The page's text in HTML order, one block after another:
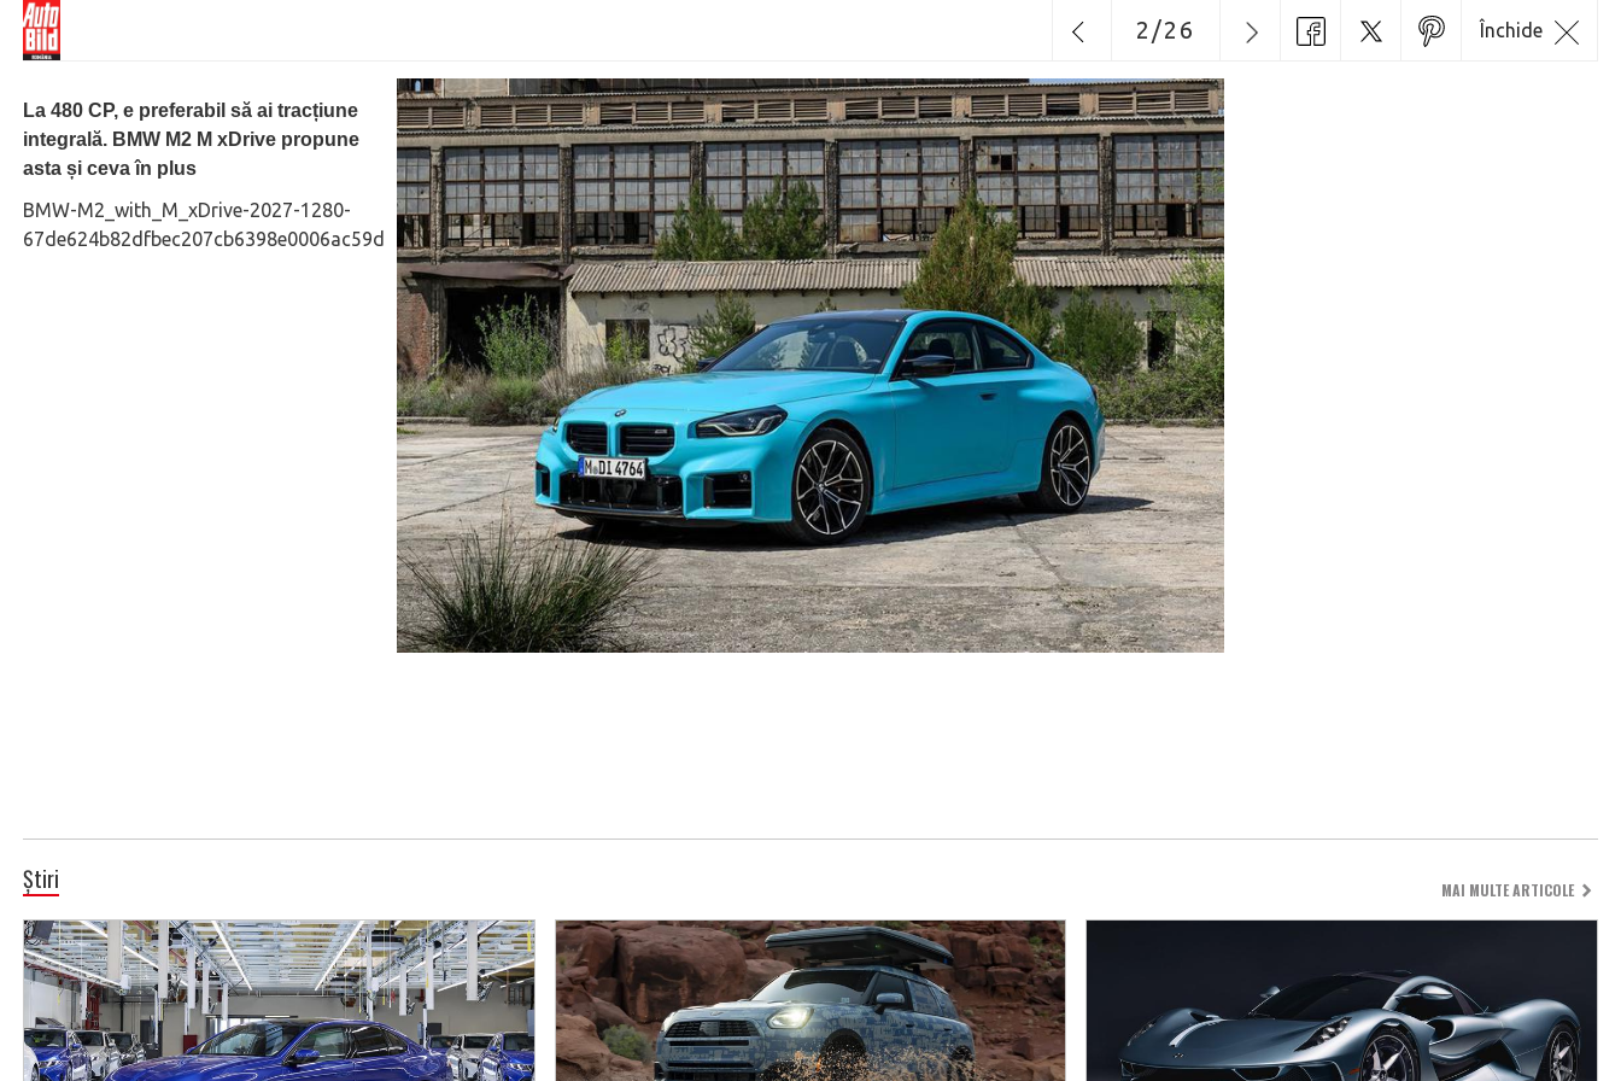
La 480 CP, e preferabil să ai tracțiune
integrală. BMW M2 M xDrive propune
asta și ceva în plus
BMW-M2_with_M_xDrive-2027-1280-
67de624b82dfbec207cb6398e0006ac59d
Închide
2 /26
Știri MAI MULTE ARTICOLE